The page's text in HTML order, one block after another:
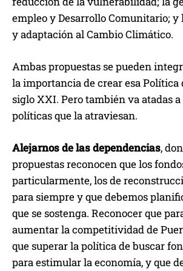
empleo y Desarrollo Comunitario;
y adaptación al Cambio Climático.
Ambas propuestas se pueden
la importancia de crear esa
siglo XXI. Pero también va atadas a
políticas que la atraviesan.
Alejarnos de las dependencias,
propuestas reconocen que los
particularmente, los de
para siempre y que debemos
que se sostenga. Reconocer que
aumentar la competitividad de
que superar la política de buscar
para estimular la economía, y que